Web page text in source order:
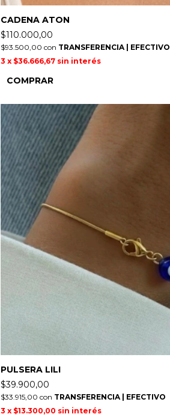
CADENA ATON
$110.000,00
$93.500,00 con TRANSFERENCIA | EFECTIVO
3 x $36.666,67 sin interés
COMPRAR
PULSERA LILI
$39.900,00
$33.915,00 con TRANSFERENCIA | EFECTIVO
3 x $13.300,00 sin interés